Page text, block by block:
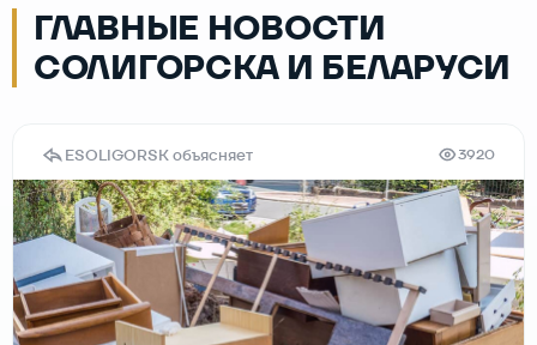
ГЛАВНЫЕ НОВОСТИ
СОЛИГОРСКА И БЕЛАРУСИ
ESOLIGORSK объясняет 3920